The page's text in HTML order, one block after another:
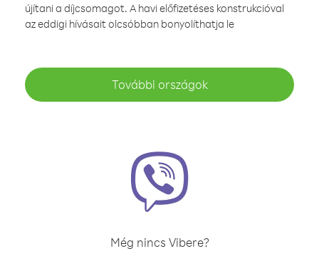
újítani a díjcsomagot. A havi előfizetéses konstrukcióval
az eddigi hívásait olcsóbban bonyolíthatja le
További országok
Még nincs Vibere?